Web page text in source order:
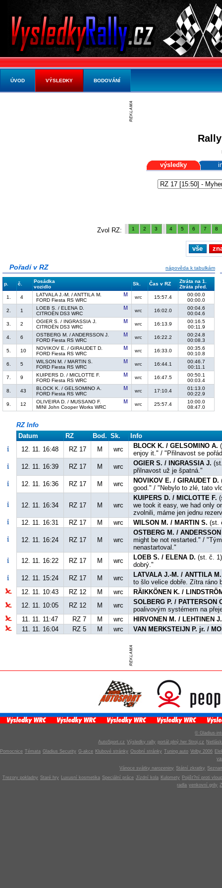
výsledky
Zvol RZ: 1 2 3 4 5 6 7 8
vše
Pořadí v RZ nápověda k tabulkám
p. č.
Posádka
vozidlo
Sk. Čas v RZ
Ztráta na 1.
Ztráta před.
1.
4
LATVALA J.-M. / ANTTILA M.
FORD Fiesta RS WRC
wrc 15:57.4
00:00.0
00:00.0
2.
1
LOEB S. / ELENA D.
CITROËN DS3 WRC
wrc 16:02.0
00:04.6
00:04.6
3.
2
OGIER S. / INGRASSIA J.
CITROËN DS3 WRC
wrc 16:13.9
00:16.5
00:11.9
4.
6
OSTBERG M. / ANDERSSON J.
FORD Fiesta RS WRC
wrc 16:22.2
00:24.8
00:08.3
5.
10
NOVIKOV E. / GIRAUDET D.
FORD Fiesta RS WRC
wrc 16:33.0
00:35.6
00:10.8
6.
5
WILSON M. / MARTIN S.
FORD Fiesta RS WRC
wrc 16:44.1
00:46.7
00:11.1
7.
9
KUIPERS D. / MICLOTTE F.
FORD Fiesta RS WRC
wrc 16:47.5
00:50.1
00:03.4
8.
43
BLOCK K. / GELSOMINO A.
FORD Fiesta RS WRC
wrc 17:10.4
01:13.0
00:22.9
9.
12
OLIVEIRA D. / MUSSANO F.
MINI John Cooper Works WRC
wrc 25:57.4
10:00.0
08:47.0
RZ Info
Datum
RZ Bod. Sk.
Info
12. 11. 16:48
RZ 17 M wrc BLOCK K. / GELSOMINO A.
enjoy it." / "Přilnavost se
12. 11. 16:39
RZ 17 M wrc OGIER S. / INGRASSIA J.
přilnavost už je špatná."
12. 11. 16:36
RZ 17 M wrc NOVIKOV E. / GIRAUDET D.
good." / "Nebylo to zlé, tato
12. 11. 16:34 RZ 17 M wrc
KUIPERS D. / MICLOTTE F.
we took it easy, we had only
zvolnili, máme jen jednu
12. 11. 16:31
RZ 17 M wrc WILSON M. / MARTIN S. (st.
12. 11. 16:24 RZ 17 M wrc
OSTBERG M. /
might be not restarted." /
nenastartoval."
12. 11. 16:22
RZ 17 M wrc LOEB S. / ELENA D. (st. č.
dobrý."
12. 11. 15:24
RZ 17 M wrc LATVALA J.-M. / ANTTILA M.
to šlo velice dobře. Zítra ráno
12. 11. 10:43
RZ 12 M wrc
RÄIKKÖNEN K. /
12. 11. 10:05
RZ 12 M wrc
SOLBERG P. / PATTERSON
poalivovým systémem na
11. 11. 11:47
RZ 7 M wrc
HIRVONEN M. / LEHTINEN J.
11. 11. 16:04
RZ 5 M wrc VAN MERKSTEIJN P. jr. /
© Gladius-
AutoSport.cz Výsledky rally portál plný her Stroj.cz
Pomocnice Témata Gladius Security G-akce Klubové stránky Osobní stránky Tuning auto Volby 2006
Vánoce svátky narozeniny Státní zkratky
Trezory pokladny Staré hry Luxusní kosmetika Speciální práce Jízdní kola Kulomety
Pojišt?ní proti
radla venkovní grily
ÚVOD VÝSLEDKY BODOVÁNÍ